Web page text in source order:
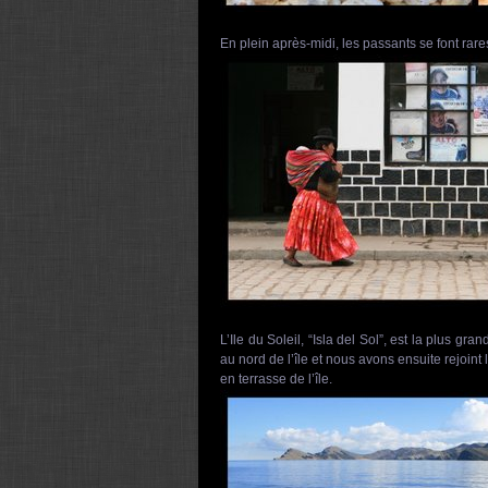
En plein après-midi, les passants se font
L’Ile du Soleil, “Isla del Sol”, est la plus
au nord de l’île et nous avons ensuite
en terrasse de l’île.